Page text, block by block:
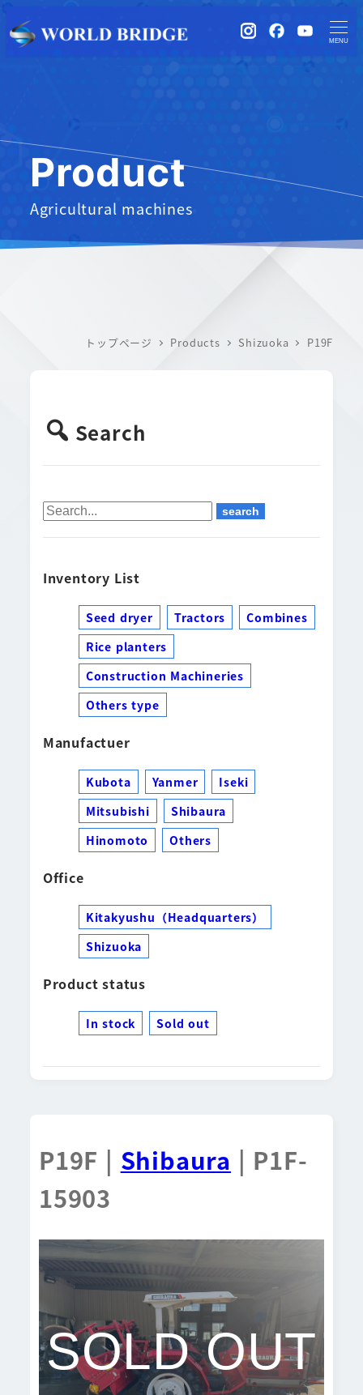
instagramFacebook
MENU
Product
Agricultural machines
トップページ Products Shizuoka P19F
Search
Inventory List
Seed dryer Tractors
Combines
Rice planters
Construction Machineries
Others type
Manufactuer
Kubota Yanmer
Iseki
Mitsubishi
Shibaura
Hinomoto
Others
Office
Kitakyushu（Headquarters）
Shizuoka
Product status
In stock Sold out
P19F | Shibaura | P1F-
15903
SOLD OUT